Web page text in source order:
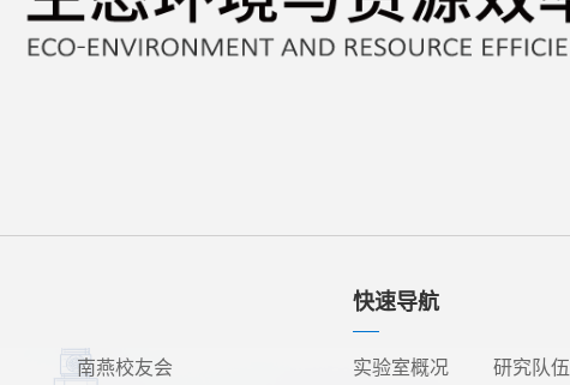
南燕校友会
快速导航
实验室概况 研究队伍